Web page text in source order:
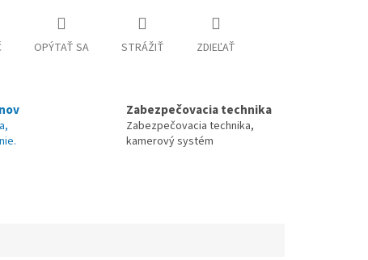
OPÝTAŤ SA STRÁŽIŤ ZDIEĽAŤ
Zabezpečovacia technika
Zabezpečovacia technika,
kamerový systém